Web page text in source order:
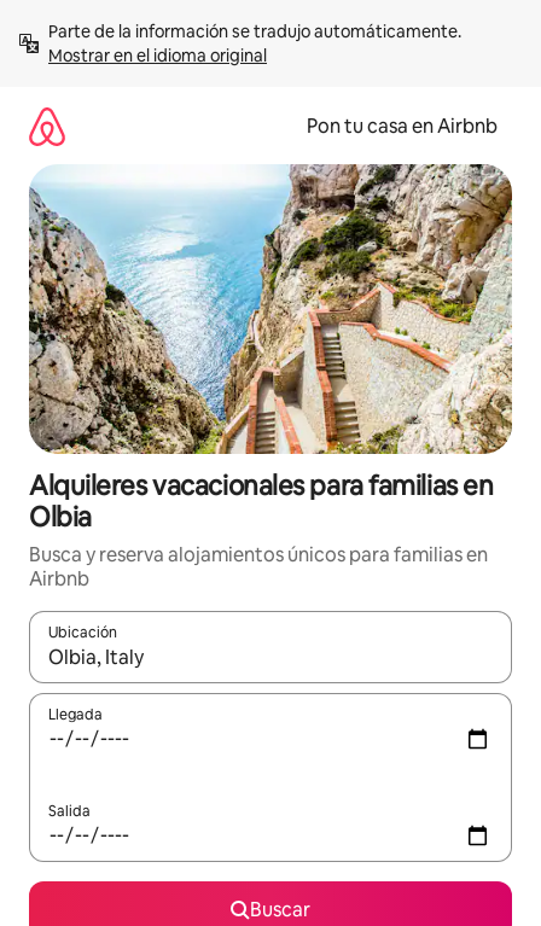
contenidoMostrar en el idioma original
Pon tu casa en Airbnb
Alquileres vacacionales para familias en
Olbia
Busca y reserva alojamientos únicos para familias en
Airbnb
Ubicación
Cuando los resultados estén disponibles, navega con las
Llegada
Salida
Buscar